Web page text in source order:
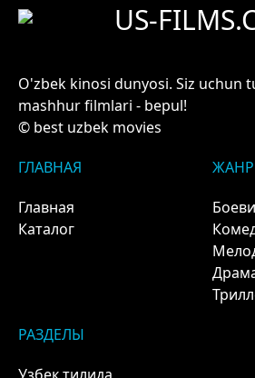
US-
O'zbek kinosi dunyosi. Siz uchun
mashhur filmlari - bepul!
© best uzbek movies
ГЛАВНАЯ
Главная
Каталог
РАЗДЕЛЫ